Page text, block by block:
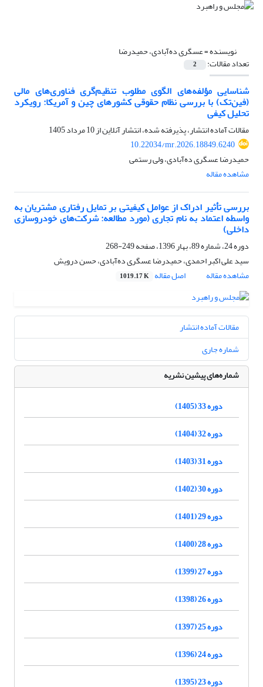
نویسنده =عسگری ده‌آبادی، حمیدرضا
تعداد مقالات: 2
شناسایی مؤلفه‌های الگوی مطلوب تنظیم‌گری فناوری‌های مالی
(فین‌تک) با بررسی نظام حقوقی کشورهای چین و آمریکا: رویکرد
تحلیل کیفی
مقالات آماده انتشار، پذیرفته شده، انتشار آنلاین از10 مرداد 1405
10.22034/mr.2026.18849.6240
حمیدرضا عسگری ده‌آبادی، ولی رستمی
مشاهده مقاله
بررسی تأثیر ادراک از عوامل کیفیتی بر تمایل رفتاری مشتریان به
واسطه اعتماد به نام تجاری (مورد مطالعه: شرکت‌های خودروسازی
داخلی)
دوره 24، شماره 89، بهار 1396، صفحه
249-268
سید علی اکبر احمدی، حمیدرضا عسگری ده‌آبادی، حسن درویش
مشاهده مقاله
اصل مقاله 1019.17 K
مقالات آماده انتشار
شماره جاری
شماره‌های پیشین نشریه
دوره 33 (1405)
دوره 32 (1404)
دوره 31 (1403)
دوره 30 (1402)
دوره 29 (1401)
دوره 28 (1400)
دوره 27 (1399)
دوره 26 (1398)
دوره 25 (1397)
دوره 24 (1396)
دوره 23 (1395)